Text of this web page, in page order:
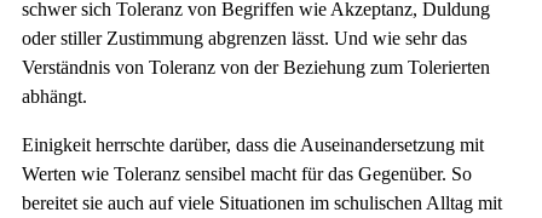
schwer sich Toleranz von Begriffen wie Akzeptanz, Duldung
oder stiller Zustimmung abgrenzen lässt. Und wie sehr das
Verständnis von Toleranz von der Beziehung zum Tolerierten
abhängt.
Einigkeit herrschte darüber, dass die Auseinandersetzung mit
Werten wie Toleranz sensibel macht für das Gegenüber. So
bereitet sie auch auf viele Situationen im schulischen Alltag mit